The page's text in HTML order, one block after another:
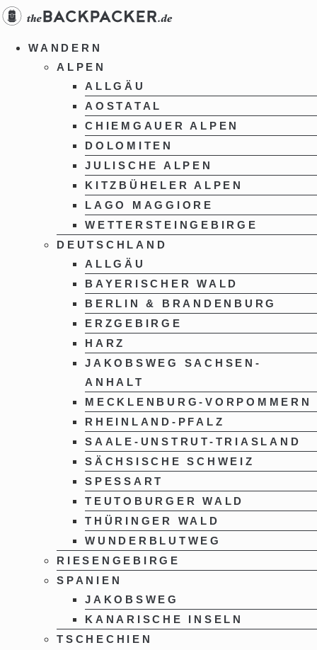
Zum
Inhalt
springenWANDERN
ALPEN
ALLGÄU
AOSTATAL
CHIEMGAUER ALPEN
DOLOMITEN
JULISCHE ALPEN
KITZBÜHELER ALPEN
LAGO MAGGIORE
WETTERSTEINGEBIRGE
DEUTSCHLAND
ALLGÄU
BAYERISCHER WALD
BERLIN & BRANDENBURG
ERZGEBIRGE
HARZ
JAKOBSWEG SACHSEN-
ANHALT
MECKLENBURG-VORPOMMERN
RHEINLAND-PFALZ
SAALE-UNSTRUT-TRIASLAND
SÄCHSISCHE SCHWEIZ
SPESSART
TEUTOBURGER WALD
THÜRINGER WALD
WUNDERBLUTWEG
RIESENGEBIRGE
SPANIEN
JAKOBSWEG
KANARISCHE INSELN
TSCHECHIEN